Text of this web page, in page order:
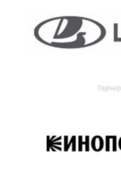
Партнер